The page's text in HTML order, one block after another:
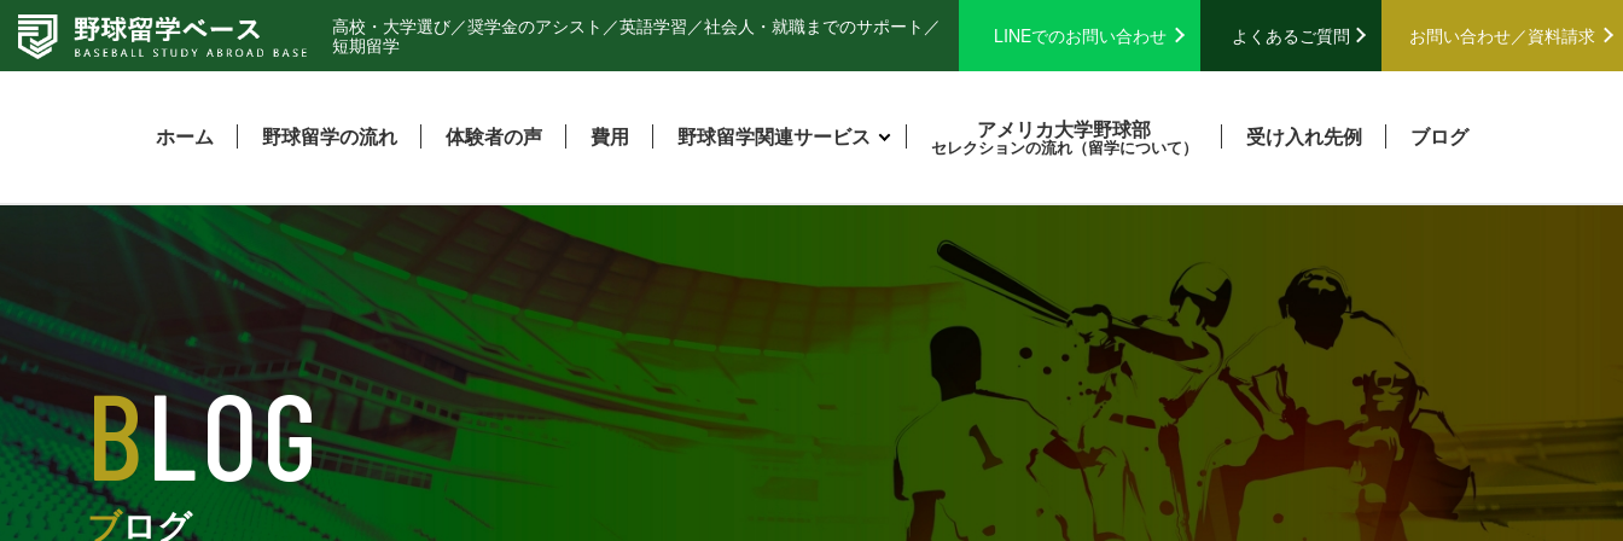
高校・大学選び／奨学金のアシスト／英語学習／社会人・就職までのサポート／
短期留学
LINEでのお問い合わせ よくあるご質問 お問い合わせ／資料請求
ホーム 野球留学の流れ 体験者の声 費用 野球留学関連サービス アメリカ大学野球部
セレクションの流れ（留学について） 受け入れ先例 ブログ
BLOG
ブログ